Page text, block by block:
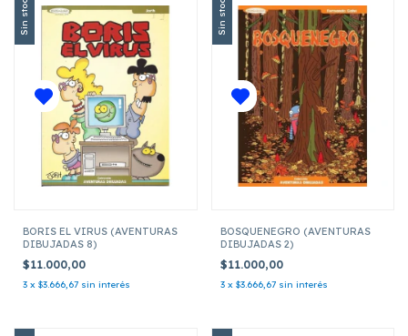
Sin stock
BORIS EL VIRUS (AVENTURAS
DIBUJADAS 8)
$11.000,00
3 x $3.666,67 sin interés
Sin stock
BOSQUENEGRO (AVENTURAS
DIBUJADAS 2)
$11.000,00
3 x $3.666,67 sin interés